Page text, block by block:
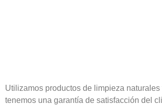
Utilizamos productos de limpieza
tenemos una garantía de satisfacción del